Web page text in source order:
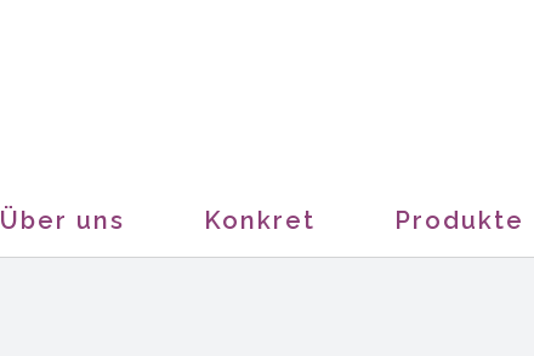
Über uns Konkret Produkte